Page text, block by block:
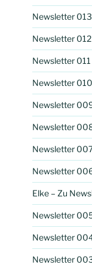
Newsletter
Newsletter
Newsletter
Newsletter
Newsletter
Newsletter
Newsletter
Newsletter
Elke – Zu
Newsletter
Newsletter
Newsletter